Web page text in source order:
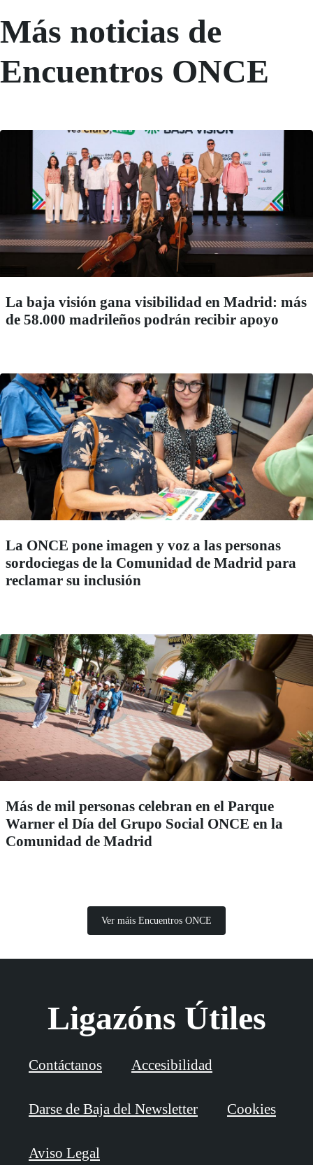
Más noticias de
Encuentros ONCE
La baja visión gana visibilidad en Madrid: más
de 58.000 madrileños podrán recibir apoyo
La ONCE pone imagen y voz a las personas
sordociegas de la Comunidad de Madrid para
reclamar su inclusión
Más de mil personas celebran en el Parque
Warner el Día del Grupo Social ONCE en la
Comunidad de Madrid
Ver máis Encuentros ONCE
Ligazóns Útiles
Contáctanos Accesibilidad
Darse de Baja del Newsletter Cookies
Aviso Legal